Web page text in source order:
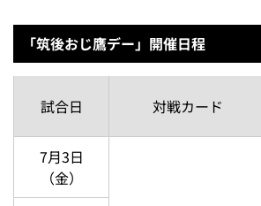
「筑後おじ鷹デー」開催日程
試合日 対戦カード
7月3日
（金）